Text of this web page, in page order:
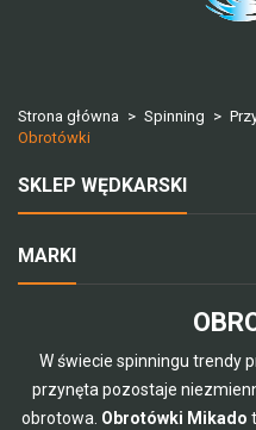
Strona główna Spinning
Obrotówki
SKLEP WĘDKARSKI
MARKI
W świecie spinningu trendy
przynęta pozostaje
obrotowa. Obrotówki Mikado